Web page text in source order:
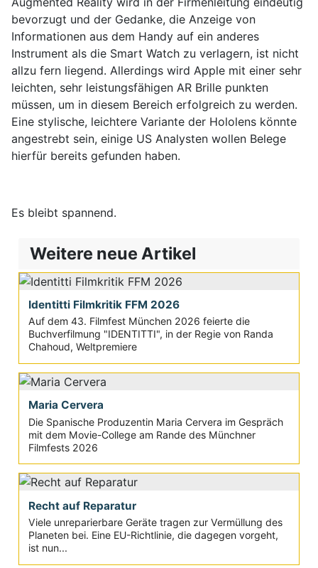
bevorzugt und der Gedanke, die Anzeige von
Informationen aus dem Handy auf ein anderes
Instrument als die Smart Watch zu verlagern, ist nicht
allzu fern liegend. Allerdings wird Apple mit einer sehr
leichten, sehr leistungsfähigen AR Brille punkten
müssen, um in diesem Bereich erfolgreich zu werden.
Eine stylische, leichtere Variante der Hololens könnte
angestrebt sein, einige US Analysten wollen Belege
hierfür bereits gefunden haben.
Es bleibt spannend.
Weitere neue Artikel
Identitti Filmkritik FFM 2026
Auf dem 43. Filmfest München 2026 feierte die
Buchverfilmung "IDENTITTI", in der Regie von Randa
Chahoud, Weltpremiere
Maria Cervera
Die Spanische Produzentin Maria Cervera im Gespräch
mit dem Movie-College am Rande des Münchner
Filmfests 2026
Recht auf Reparatur
Viele unreparierbare Geräte tragen zur Vermüllung des
Planeten bei. Eine EU-Richtlinie, die dagegen vorgeht,
ist nun...